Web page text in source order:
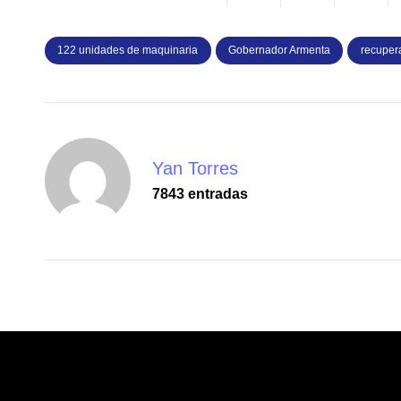
122 unidades de maquinaria Gobernador Armenta
Yan Torres
7843 entradas